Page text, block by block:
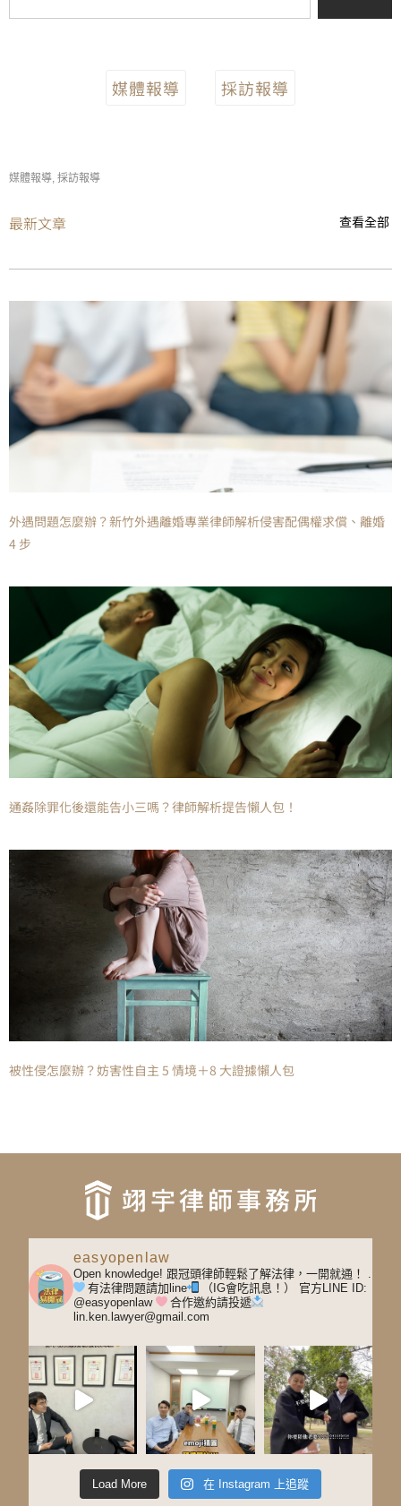
媒體報導 採訪報導
媒體報導, 採訪報導
最新文章 查看全部
外遇問題怎麼辦？新竹外遇離婚專業律師解析侵害配偶權求償、離婚
4 步
通姦除罪化後還能告小三嗎？律師解析提告懶人包！
被性侵怎麼辦？妨害性自主 5 情境＋8 大證據懶人包
easyopenlaw
Open knowledge! 跟冠頭律師輕鬆了解法律，一開就通！
.
有法律問題請加line
（IG會吃訊息！）
官方LINE ID:
@easyopenlaw
合作邀約請投遞
lin.ken.lawyer@gmail.com
Load More 在 Instagram 上追蹤